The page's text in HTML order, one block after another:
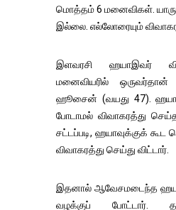
மொத்தம் 6 மனைவிகள்.
இல்லை. எல்லோரையும்
இளவரசி ஹயாஇவர்
மனைவியரில்
ஹூசைன் (வயது 47).
போடாமல் விவாகரத்து
சட்டப்படி, ஹயாவுக்குக் கூட
விவாகரத்து செய்து விட்டார்.
இதனால் ஆவேசமடைந்த
வழக்குப் போட்டார்.